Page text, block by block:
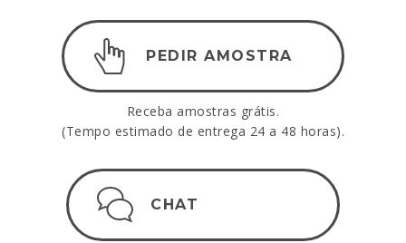
PEDIR AMOSTRA
Receba amostras grátis.
(Tempo estimado de entrega 24 a 48 horas).
CHAT